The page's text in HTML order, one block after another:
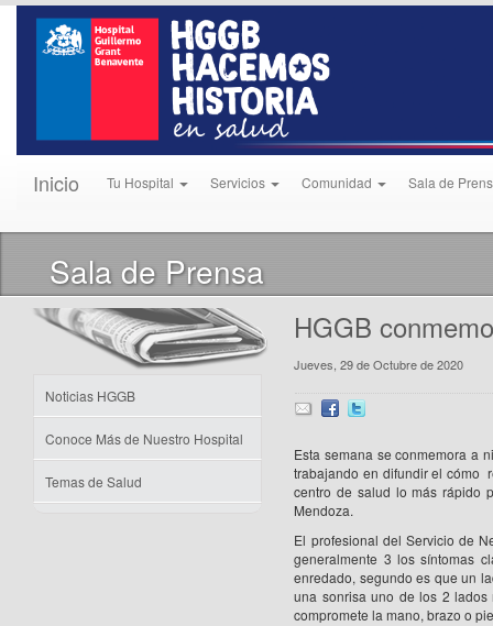
Inicio Tu Hospital Servicios Comunidad Sala de
Sala de Prensa
Noticias HGGB
Conoce Más de Nuestro Hospital
Temas de Salud
HGGB
Jueves, 29 de Octubre de 2020
Esta semana se conmemora a
trabajando en difundir el cómo
centro de salud lo más rápido
Mendoza.
El profesional del Servicio de
generalmente 3 los síntomas
enredado, segundo es que un
una sonrisa uno de los 2
compromete la mano, brazo o